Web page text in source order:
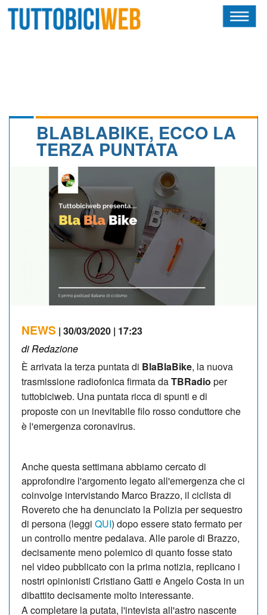
CALENDARIO
BLABLABIKE, ECCO LA
TERZA PUNTATA
NEWS | 30/03/2020 | 17:23
di Redazione
È arrivata la terza puntata di BlaBlaBike, la nuova
trasmissione radiofonica firmata daTBRadio per
tuttobiciweb. Una puntata ricca di spunti e di
proposte con un inevitabile filo rosso conduttore che
è l'emergenza coronavirus.
Anche questa settimana abbiamo cercato di
approfondire l'argomento legato all'emergenza che ci
coinvolge intervistando Marco Brazzo, il ciclista di
Rovereto che ha denunciato la Polizia per sequestro
di persona (leggi QUI) dopo essere stato fermato per
un controllo mentre pedalava. Alle parole di Brazzo,
decisamente meno polemico di quanto fosse stato
nel video pubblicato con la prima notizia, replicano i
nostri opinionisti Cristiano Gatti e Angelo Costa in un
dibattito decisamente molto interessante.
A completare la putata, l'intevista all'astro nascente